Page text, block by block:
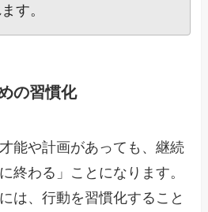
す。
の習慣化
能や計画があっても、継続
終わる」ことになります。
は、行動を習慣化すること